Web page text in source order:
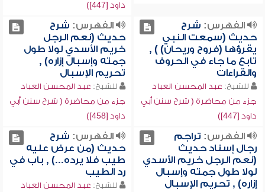
داود [447])
الفهرس: شرح
حديث (سمعت النبي
يقرؤها (فروح وريحان) ) ,
تابع ما جاء في الحروف
والقراءات
للشيخ: عبد المحسن العباد
جزء من محاضرة ( شرح سنن أبي
داود [447])
الفهرس: شرح
حديث (نعم الرجل
خريم الأسدي لولا طول
جمته وإسبال إزاره) ,
تحريم الإسبال
للشيخ: عبد المحسن العباد
جزء من محاضرة ( شرح سنن أبي
داود [458])
الفهرس: تراجم
رجال إسناد حديث
(نعم الرجل خريم الأسدي
لولا طول جمته وإسبال
إزاره) , تحريم الإسبال
الفهرس: شرح
حديث (من عرض عليه
طيب فلا يرده...) , باب في
رد الطيب
للشيخ: عبد المحسن العباد